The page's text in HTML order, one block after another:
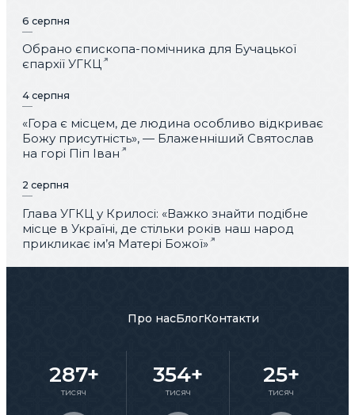
6 серпня
Обрано єпископа-помічника для Бучацької
єпархії УГКЦ
4 серпня
«Гора є місцем, де людина особливо відкриває
Божу присутність», — Блаженніший Святослав
на горі Піп Іван
2 серпня
Глава УГКЦ у Крилосі: «Важко знайти подібне
місце в Україні, де стільки років наш народ
прикликає ім’я Матері Божої»
Про насБлогКонтакти
287+
тисяч
354+
тисяч
25+
тисяч